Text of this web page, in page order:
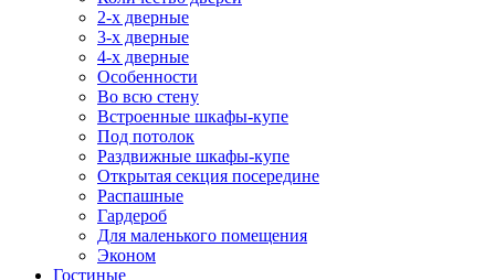
2-х дверные
3-х дверные
4-х дверные
Особенности
Во всю стену
Встроенные шкафы-купе
Под потолок
Раздвижные шкафы-купе
Открытая секция посередине
Распашные
Гардероб
Для маленького помещения
Эконом
Гостиные